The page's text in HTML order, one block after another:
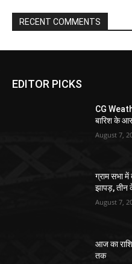
RECENT COMMENTS
EDITOR PICKS
CG
बारिश के
August 7,
ग्राम सभा में
झापड़, तीन
August 7,
आज का
तक